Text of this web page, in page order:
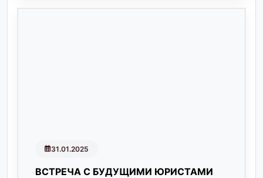
31.01.2025
ВСТРЕЧА С БУДУЩИМИ ЮРИСТАМИ